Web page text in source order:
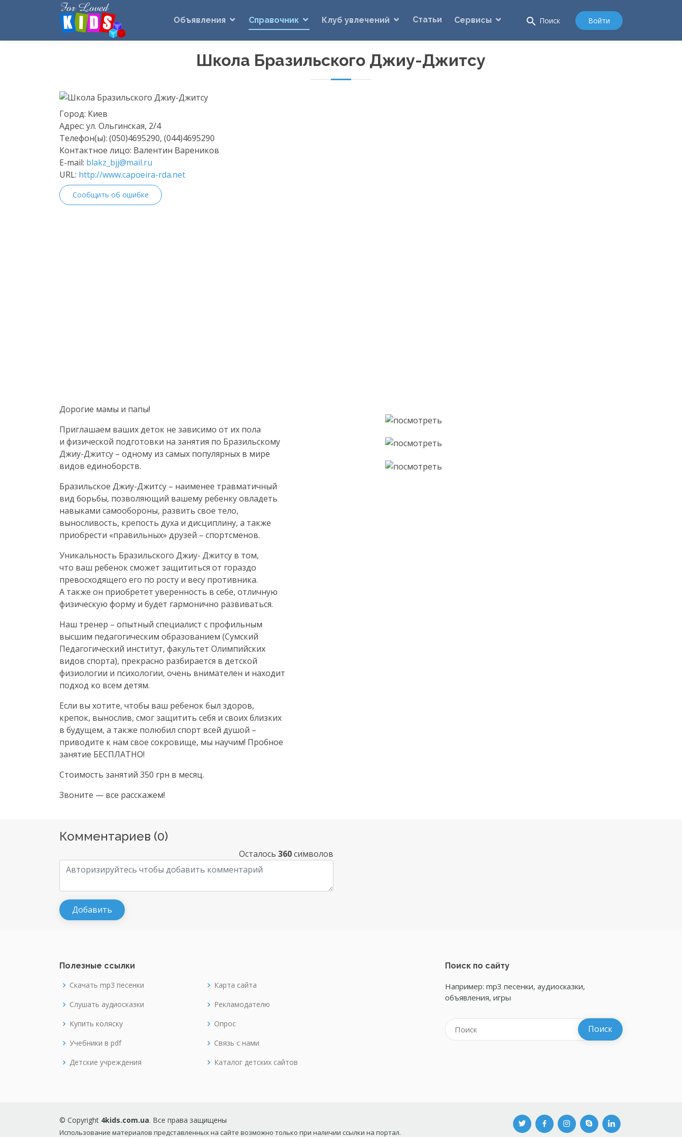
Объявления Справочник Клуб увлечений Статьи Сервисы search Поиск Войти
Школа Бразильского Джиу-Джитсу
Город: Киев
Адрес: ул. Ольгинская, 2/4
Телефон(ы): (050)4695290, (044)4695290
Контактное лицо: Валентин Вареников
E-mail: blakz_bjj@mail.ru
URL: http://www.capoeira-rda.net
Сообщить об ошибке
Дорогие мамы и папы!
Приглашаем ваших деток не зависимо от их пола
и физической подготовки на занятия по Бразильскому
Джиу-Джитсу – одному из самых популярных в мире
видов единоборств.
Бразильское Джиу-Джитсу – наименее травматичный
вид борьбы, позволяющий вашему ребенку овладеть
навыками самообороны, развить свое тело,
выносливость, крепость духа и дисциплину, а также
приобрести «правильных» друзей – спортсменов.
Уникальность Бразильского Джиу- Джитсу в том,
что ваш ребенок сможет защититься от гораздо
превосходящего его по росту и весу противника.
А также он приобретет уверенность в себе, отличную
физическую форму и будет гармонично развиваться.
Наш тренер – опытный специалист с профильным
высшим педагогическим образованием (Сумский
Педагогический институт, факультет Олимпийских
видов спорта), прекрасно разбирается в детской
физиологии и психологии, очень внимателен и находит
подход ко всем детям.
Если вы хотите, чтобы ваш ребенок был здоров,
крепок, вынослив, смог защитить себя и своих близких
в будущем, а также полюбил спорт всей душой –
приводите к нам свое сокровище, мы научим! Пробное
занятие БЕСПЛАТНО!
Стоимость занятий 350 грн в месяц.
Звоните — все расскажем!
Комментариев (0)
Осталось 360символов
Полезные ссылки
Скачать mp3 песенки
Слушать аудиосказки
Купить коляску
Учебники в pdf
Детские учреждения
Карта сайта
Рекламодателю
Опрос
Связь с нами
Каталог детских сайтов
Поиск по сайту
Например: mp3 песенки, аудиосказки,
объявления, игры
© Copyright 4kids.com.ua. Все права защищены
Использование материалов представленных на сайте возможно только при наличии ссылки на портал.